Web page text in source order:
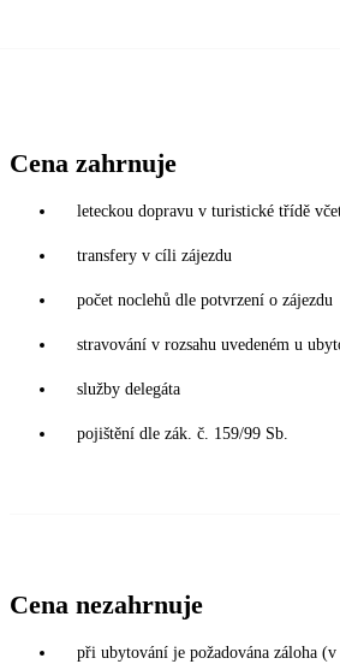
Cena zahrnuje
leteckou dopravu v turistické třídě
transfery v cíli zájezdu
počet noclehů dle potvrzení o zájezdu
stravování v rozsahu uvedeném u
služby delegáta
pojištění dle zák. č. 159/99 Sb.
Cena nezahrnuje
při ubytování je požadována záloha